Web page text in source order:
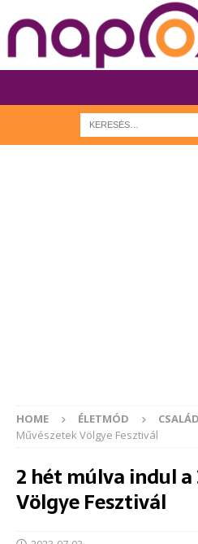
HOME ÉLETMÓD CSALÁD
Művészetek Völgye Fesztivál
2 hét múlva indul
Völgye Fesztivál